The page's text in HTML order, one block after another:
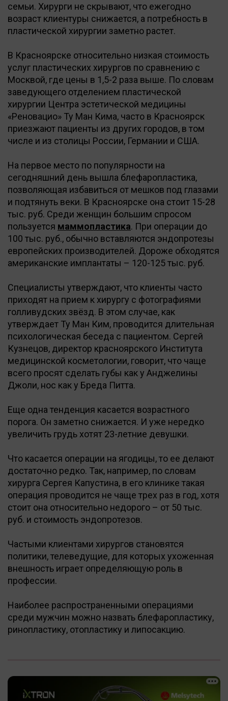
семьи. Хирурги не скрывают, что ежегодно
возраст клиентуры снижается, а потребность в
пластической хирургии заметно растет.
В Красноярске относительно низкая стоимость
услуг пластических хирургов по сравнению с
Москвой, где цены в 1,5-2 раза выше. По словам
заведующего отделением пластической
хирургии Центра эстетической медицины
«Реновацио» Ту Ман Кима, часто в Красноярск
приезжают пациенты из других городов, в том
числе и из столицы России, Германии и США.
На первое место по популярности на
сегодняшний день вышла блефаропластика,
позволяющая избавиться от мешков под глазами
и подтянуть веки. В Красноярске она стоит 15-28
тыс. руб. Среди женщин большим спросом
пользуется маммопластика. При операции до
100 тыс. руб., обычно вставляются эндопротезы
европейских производителей. Дороже обходятся
американские имплантаты – 120-125 тыс. руб.
Специалисты утверждают, что клиенты часто
приходят на прием к хирургу с фотографиями
голливудских звёзд. В этом случае, как
утверждает Ту Ман Ким, проводится длительная
психологическая беседа с пациентом. Сергей
Кузнецов, директор красноярского Института
медицинской косметологии, говорит, что чаще
всего просят сделать губы как у Анджелины
Джоли, нос как у Бреда Питта.
Еще одна тенденция касается возрастного
порога. Он заметно снижается. И уже нередко
увеличить грудь хотят 23-летние девушки.
Что касается операции на ягодицы, то ее делают
достаточно редко. Так, например, по словам
хирурга Сергея Капустина, в его клинике такая
операция проводится не чаще трех раз в год, хотя
стоит она относительно недорого – от 50 тыс.
руб. и стоимость эндопротезов.
Частыми клиентами хирургов становятся
политики, телеведущие, для которых ухоженная
внешность играет определяющую роль в
профессии.
Наиболее распространенными операциями
среди мужчин можно назвать блефаропластику,
ринопластику, отопластику и липосакцию.